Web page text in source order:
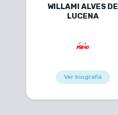
WILLAMI ALVES DE
LUCENA
Ver biografia